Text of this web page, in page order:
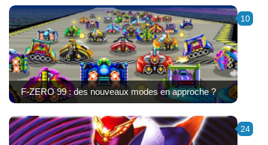
10
F-ZERO 99 : des nouveaux modes en approche ?
24